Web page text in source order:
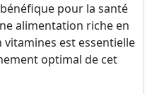
pour la santé
alimentation riche en
est essentielle
optimal de cet